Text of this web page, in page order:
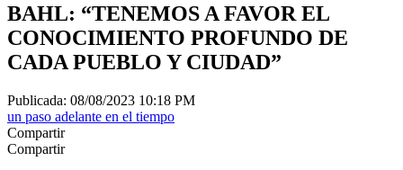
BAHL: “TENEMOS A FAVOR EL
CONOCIMIENTO PROFUNDO DE
CADA PUEBLO Y CIUDAD”
Publicada: 08/08/2023 10:18 PM
un paso adelante en el tiempo
Compartir
Compartir